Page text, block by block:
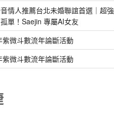
情人推薦台北未婚聯誼首選｜超強
單！Saejin 專屬AI女友
微斗數流年論斷活動
微斗數流年論斷活動